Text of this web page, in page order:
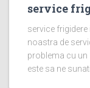
service
service frigidere
noastra de
problema cu un
este sa ne